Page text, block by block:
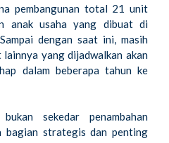
pembangunan total 21 unit
anak usaha yang dibuat di
dengan saat ini, masih
yang dijadwalkan akan
dalam beberapa tahun ke
sekedar penambahan
bagian strategis dan penting